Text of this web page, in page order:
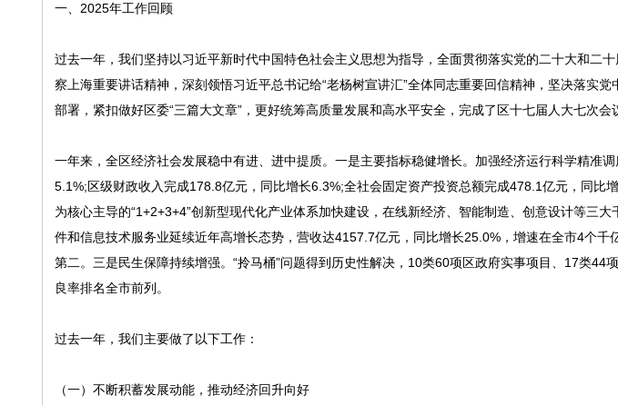
一、2025年工作回顾
过去一年，我们坚持以习近平新时代中国特色社会主义思想为指导，全面贯彻落实党的二十大和二
察上海重要讲话精神，深刻领悟习近平总书记给“老杨树宣讲汇”全体同志重要回信精神，坚决落实
部署，紧扣做好区委“三篇大文章”，更好统筹高质量发展和高水平安全，完成了区十七届人大七次会
一年来，全区经济社会发展稳中有进、进中提质。一是主要指标稳健增长。加强经济运行科学精准
5.1%;区级财政收入完成178.8亿元，同比增长6.3%;全社会固定资产投资总额完成478.1亿元，同比
为核心主导的“1+2+3+4”创新型现代化产业体系加快建设，在线新经济、智能制造、创意设计等三
件和信息技术服务业延续近年高增长态势，营收达4157.7亿元，同比增长25.0%，增速在全市4个千
第二。三是民生保障持续增强。“拎马桶”问题得到历史性解决，10类60项区政府实事项目、17类44
良率排名全市前列。
过去一年，我们主要做了以下工作：
（一）不断积蓄发展动能，推动经济回升向好